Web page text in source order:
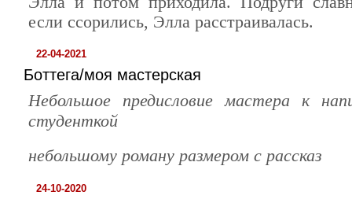
если ссорились, Элла расстраивалась.
22-04-2021
Боттега/моя мастерская
Небольшое предисловие мастера к
студенткой
небольшому роману размером с рассказ
24-10-2020